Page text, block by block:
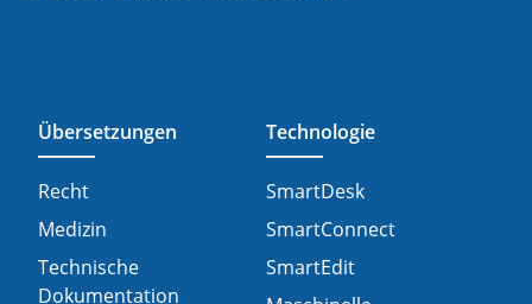
Übersetzungen
Recht
Medizin
Technische
Dokumentation
Technologie
SmartDesk
SmartConnect
SmartEdit